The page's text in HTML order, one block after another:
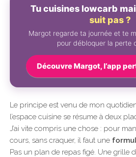
Tu cuisines lowcarb
suit pas ?
Margot regarde ta journée et te
pour débloquer la perte
Découvre Margot, l’app
Le principe est venu de mon
l’espace cuisine se résume à deux
J’ai vite compris une chose : pour
cours, sans craquer, il faut une
Pas un plan de repas figé. Une grille